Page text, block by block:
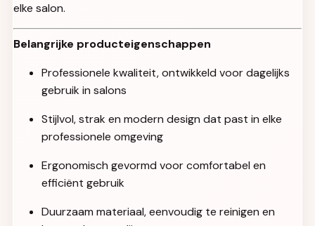
elke salon.
Belangrijke producteigenschappen
Professionele kwaliteit, ontwikkeld voor dagelijks
gebruik in salons
Stijlvol, strak en modern design dat past in elke
professionele omgeving
Ergonomisch gevormd voor comfortabel en
efficiënt gebruik
Duurzaam materiaal, eenvoudig te reinigen en